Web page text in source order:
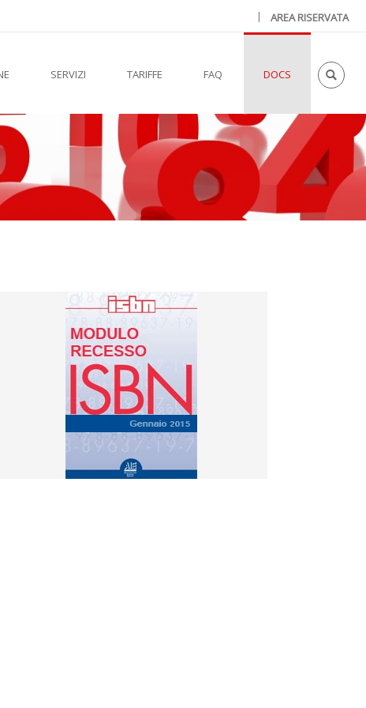
| AREA RISERVATA
SERVIZI TARIFFE FAQ DOCS
Modulo recesso
Recedere dal contratto secondo le indicazioni
riportate sul Regolamento, ai sensi dell’art. 49,
comma 1, lett. h) del Codice del consumo (D.Lgs.
206/2005).
Download